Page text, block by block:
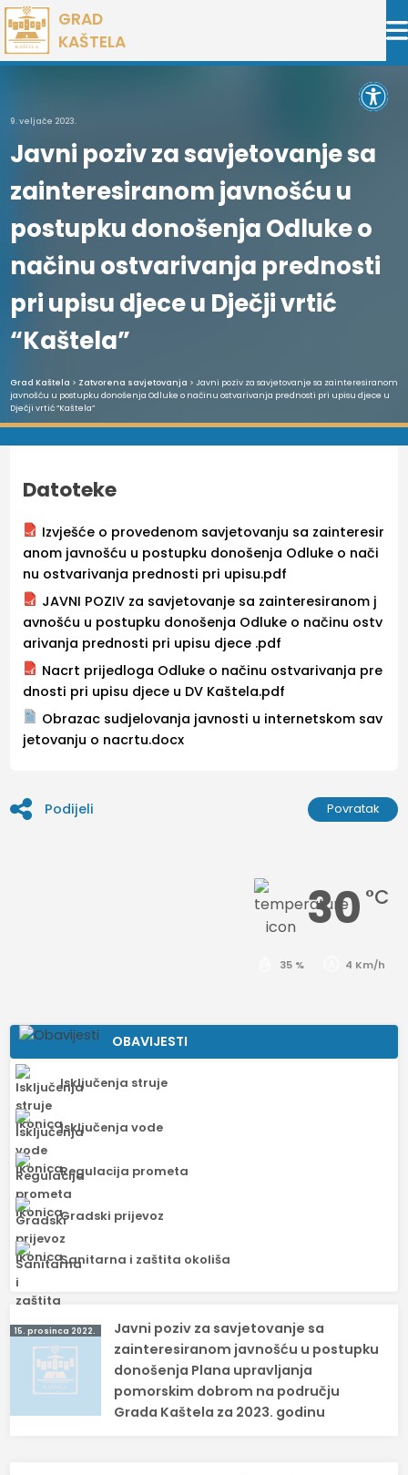
Preskoči
na
sadržaj
GRAD
KAŠTELA
9. veljače 2023.
Javni poziv za savjetovanje sa
zainteresiranom javnošću u
postupku donošenja Odluke o
načinu ostvarivanja prednosti
pri upisu djece u Dječji vrtić
“Kaštela”
Grad Kaštela > Zatvorena savjetovanja > Javni poziv za savjetovanje sa zainteresiranom
javnošću u postupku donošenja Odluke o načinu ostvarivanja prednosti pri upisu djece u
Dječji vrtić “Kaštela”
Datoteke
Izvješće o provedenom savjetovanju sa zainteresir
anom javnošću u postupku donošenja Odluke o nači
nu ostvarivanja prednosti pri upisu.pdf
JAVNI POZIV za savjetovanje sa zainteresiranom j
avnošću u postupku donošenja Odluke o načinu ostv
arivanja prednosti pri upisu djece .pdf
Nacrt prijedloga Odluke o načinu ostvarivanja pre
dnosti pri upisu djece u DV Kaštela.pdf
Obrazac sudjelovanja javnosti u internetskom sav
jetovanju o nacrtu.docx
Podijeli Povratak
30 °C
35 % 4 Km/h
OBAVIJESTI
Isključenja struje
Isključenja vode
Regulacija prometa
Gradski prijevoz
Sanitarna i zaštita okoliša
Navigacija
objava
15. prosinca 2022.
Javni poziv za savjetovanje sa
zainteresiranom javnošću u postupku
donošenja Plana upravljanja
pomorskim dobrom na području
Grada Kaštela za 2023. godinu